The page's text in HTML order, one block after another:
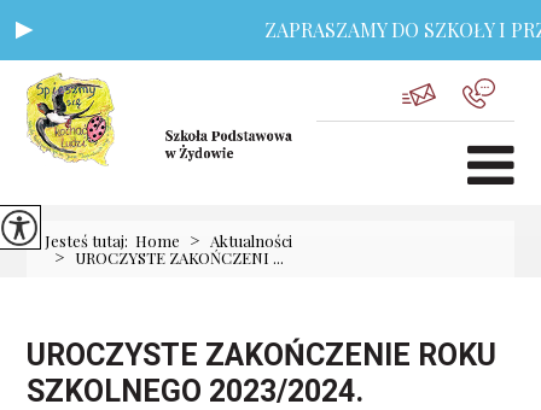
ZAPRASZAMY DO SZKOŁY I
Jesteś tutaj: Home > Aktualności
> UROCZYSTE ZAKOŃCZENI ...
UROCZYSTE ZAKOŃCZENIE ROKU
SZKOLNEGO 2023/2024.